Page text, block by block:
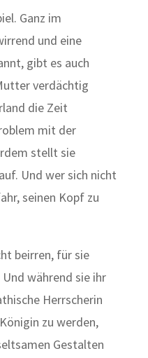
Ganz im
und eine
gibt es auch
verdächtig
die Zeit
mit der
stellt sie
Und wer sich nicht
seinen Kopf zu
beirren, für sie
während sie ihr
Herrscherin
zu werden,
Gestalten